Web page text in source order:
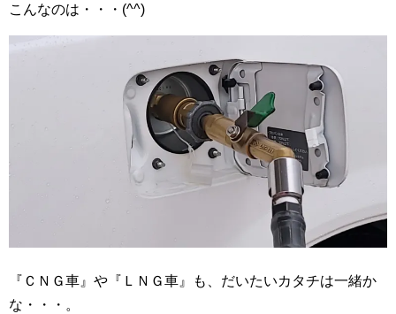
こんなのは・・・(^^)
『ＣＮＧ車』や『ＬＮＧ車』も、だいたいカタチは一緒か
な・・・。